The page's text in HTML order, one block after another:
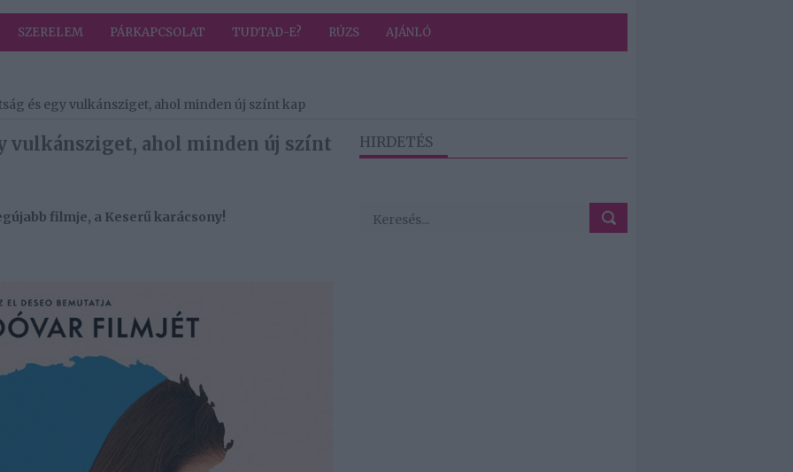
SZERELEM PÁRKAPCSOLAT TUDTAD-E? RÚZS AJÁNLÓ
és egy vulkánsziget, ahol minden új színt kap
vulkánsziget, ahol minden új színt
filmje, a Keserű karácsony!
HIRDETÉS